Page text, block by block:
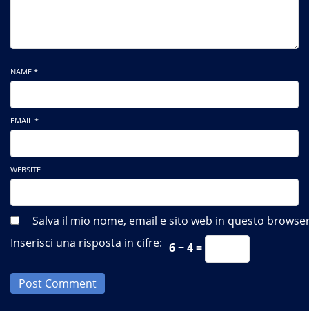
NAME *
EMAIL *
WEBSITE
Salva il mio nome, email e sito web in questo
Inserisci una risposta in cifre: 6 − 4 =
Post Comment